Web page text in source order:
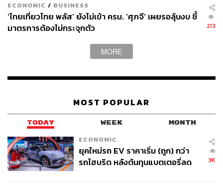
ECONOMIC / BUSINESS
‘ไทยเที่ยวไทย พลัส’ ยังไม่เข้า ครม. ‘ศุภจี’ เผยรอลุ้นงบ ชี้
มาตรการต้องไม่กระจุกตัว
213
MORE
MOST POPULAR
TODAY WEEK MONTH
ECONOMIC
ยุคใหม่รถ EV ราคาเริ่ม (ถูก) กว่า
รถไฮบริด หลังต้นทุนแบตเตอรี่ลด
3K